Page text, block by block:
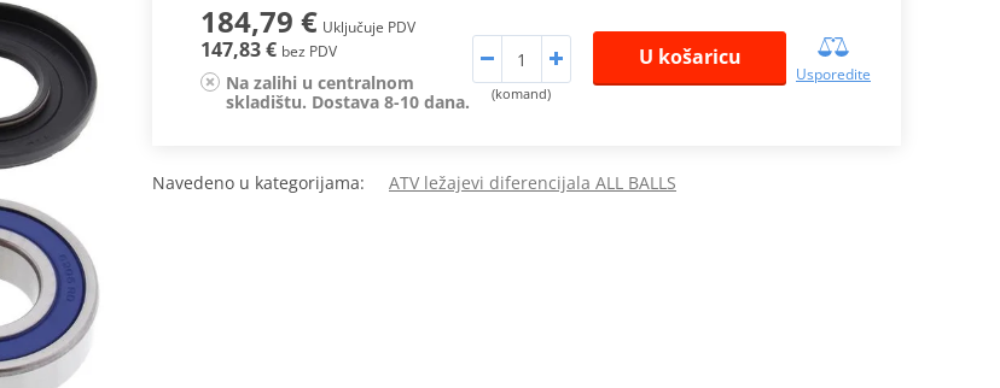
184,79 € Uključuje PDV
147,83 € bez PDV
Na zalihi u centralnom
skladištu. Dostava 8-10 dana.
(komand)
U košaricu
Usporedite
Navedeno u kategorijama: ATV ležajevi diferencijala ALL BALLS